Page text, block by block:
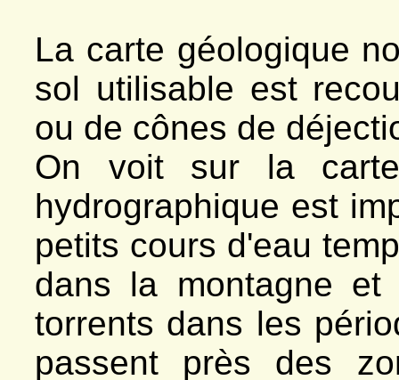
La carte géologique
sol utilisable est
ou de cônes de
On voit sur la
hydrographique est
petits cours d'eau
dans la montagne et
torrents dans les
passent près des